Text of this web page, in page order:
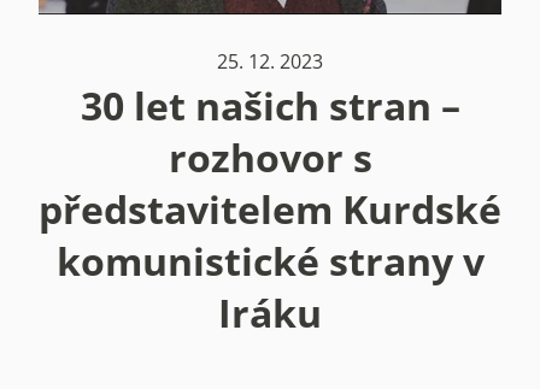
25. 12. 2023
30 let našich stran –
rozhovor s
představitelem Kurdské
komunistické strany v
Iráku